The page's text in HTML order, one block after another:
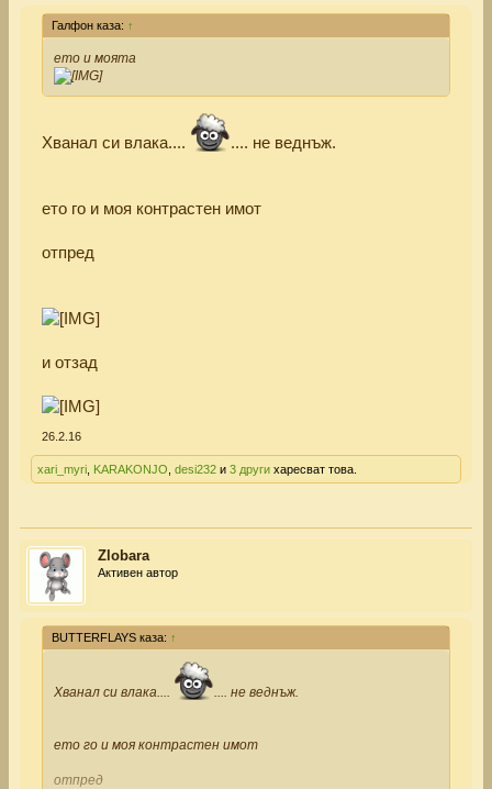
Галфон каза: ↑
ето и моята
Хванал си влака.... .... не веднъж.
ето го и моя контрастен имот
отпред
и отзад
26.2.16
xari_myri KARAKONJO desi232 и 3 други харесват това.
Zlobara
Активен автор
BUTTERFLAYS каза: ↑
Хванал си влака.... .... не веднъж.
ето го и моя контрастен имот
отпред